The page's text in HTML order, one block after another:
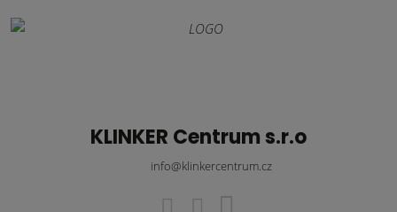
KLINKER Centrum s.r.o
info@klinkercentrum.cz